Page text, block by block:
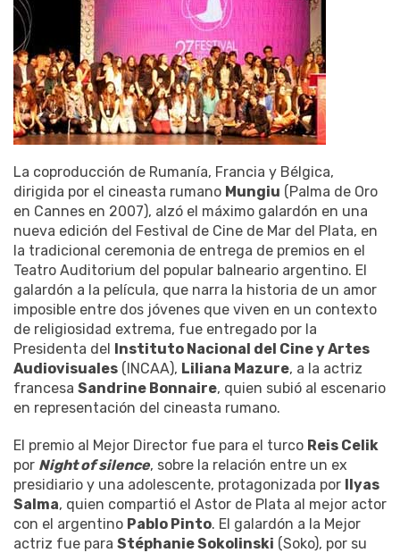
La coproducción de Rumanía, Francia y Bélgica,
dirigida por el cineasta rumano Mungiu (Palma de Oro
en Cannes en 2007), alzó el máximo galardón en una
nueva edición del Festival de Cine de Mar del Plata, en
la tradicional ceremonia de entrega de premios en el
Teatro Auditorium del popular balneario argentino. El
galardón a la película, que narra la historia de un amor
imposible entre dos jóvenes que viven en un contexto
de religiosidad extrema, fue entregado por la
Presidenta del Instituto Nacional del Cine y Artes
Audiovisuales (INCAA), Liliana Mazure, a la actriz
francesa Sandrine Bonnaire, quien subió al escenario
en representación del cineasta rumano.
El premio al Mejor Director fue para el turco Reis Celik
por Night of silence, sobre la relación entre un ex
presidiario y una adolescente, protagonizada por Ilyas
Salma, quien compartió el Astor de Plata al mejor actor
con el argentino Pablo Pinto. El galardón a la Mejor
actriz fue para Stéphanie Sokolinski (Soko), por su